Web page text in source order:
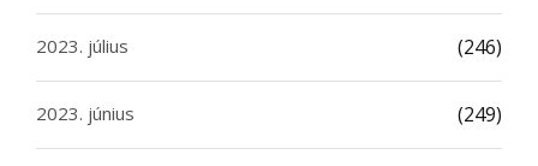
2023. július (246)
2023. június (249)